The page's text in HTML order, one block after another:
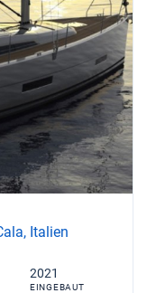
Italien
2021
EINGEBAUT